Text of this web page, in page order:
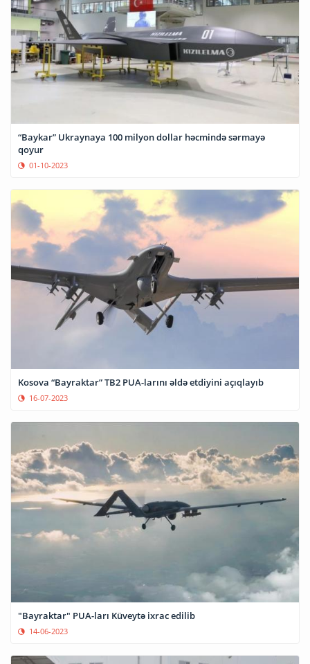
“Baykar” Ukraynaya 100 milyon dollar həcmində sərmayə
qoyur
01-10-2023
Kosova “Bayraktar” TB2 PUA-larını əldə etdiyini açıqlayıb
16-07-2023
"Bayraktar" PUA-ları Küveytə ixrac edilib
14-06-2023